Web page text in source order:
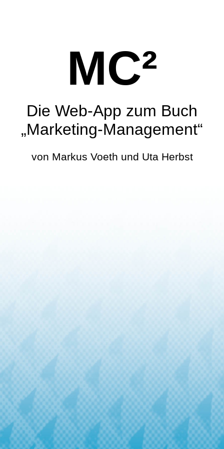
MC²
Die Web-App zum Buch
„Marketing-Management“
von Markus Voeth und Uta Herbst